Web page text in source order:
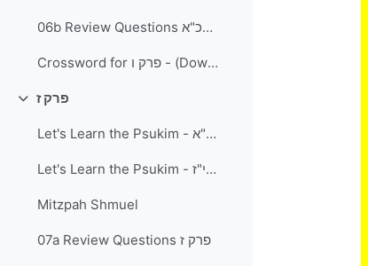
06b Review Questions פרק ו פסוקים י"ג-כ"א
Crossword for פרק ו - (Download and Print) PDF document
Collapse
פרק ז
Let's Learn the Psukim - פרק ז' פסוקים א-י"א
Let's Learn the Psukim - פרק ז' פסוקים י"ב-י"ז
Mitzpah Shmuel
07a Review Questions פרק ז